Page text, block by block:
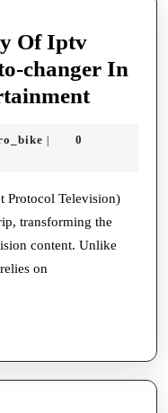
Of Iptv
changer In
The
Of
Iptv
changer
quadro_bike
|
0
Protocol Television)
transforming the
content. Unlike
on